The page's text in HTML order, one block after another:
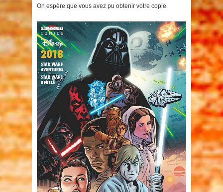
On espère que vous avez pu obtenir votre copie.